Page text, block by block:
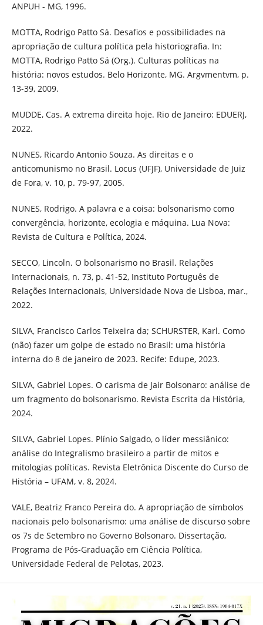
ANPUH - MG, 1996.
MOTTA, Rodrigo Patto Sá. Desafios e possibilidades na
apropriação de cultura política pela historiografia. In:
MOTTA, Rodrigo Patto Sá (Org.). Culturas políticas na
história: novos estudos. Belo Horizonte, MG. Argvmentvm, p.
13-39, 2009.
MUDDE, Cas. A extrema direita hoje. Rio de Janeiro: EDUERJ,
2022.
NUNES, Ricardo Antonio Souza. As direitas e o
anticomunismo no Brasil. Locus (UFJF), Universidade de Juiz
de Fora, v. 10, p. 79-97, 2005.
NUNES, Rodrigo. A palavra e a coisa: bolsonarismo como
convergência, horizonte, ecologia e máquina. Lua Nova:
Revista de Cultura e Política, 2024.
SECCO, Lincoln. O bolsonarismo no Brasil. Relações
Internacionais, n. 73, p. 41-52, Instituto Português de
Relações Internacionais, Universidade Nova de Lisboa, mar.,
2022.
SILVA, Francisco Carlos Teixeira da; SCHURSTER, Karl. Como
(não) fazer um golpe de estado no Brasil: uma história
interna do 8 de janeiro de 2023. Recife: Edupe, 2023.
SILVA, Gabriel Lopes. O carisma de Jair Bolsonaro: análise de
um fragmento do bolsonarismo. Revista Escrita da História,
2024.
SILVA, Gabriel Lopes. Plínio Salgado, o líder messiânico:
análise do Integralismo brasileiro a partir de mitos e
mitologias políticas. Revista Eletrônica Discente do Curso de
História – UFAM, v. 8, 2024.
VALE, Beatriz Franco Pereira do. A apropriação de símbolos
nacionais pelo bolsonarismo: uma análise de discurso sobre
os 7s de Setembro no Governo Bolsonaro. Dissertação,
Programa de Pós-Graduação em Ciência Política,
Universidade Federal de Pelotas, 2023.